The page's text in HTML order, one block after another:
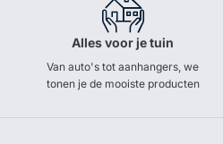
Alles voor je tuin
Van auto's tot aanhangers, we
tonen je de mooiste producten